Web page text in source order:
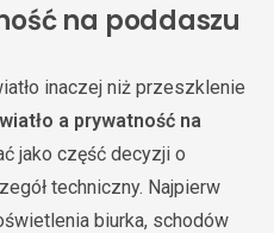
na poddaszu
inaczej niż przeszklenie
a prywatność na
jako część decyzji o
techniczny. Najpierw
biurka, schodów